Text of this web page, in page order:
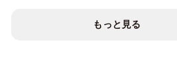
もっと見る